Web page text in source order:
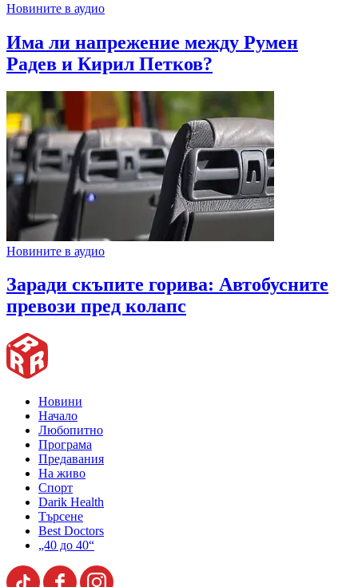
Новините в аудио
Има ли напрежение между Румен
Радев и Кирил Петков?
Новините в аудио
Заради скъпите горива: Автобусните
превози пред колапс
Новини
Начало
Любопитно
Програма
Предавания
На живо
Спорт
Darik Health
Търсене
Best Doctors
„40 до 40“